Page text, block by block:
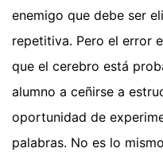
enemigo que debe ser
repetitiva. Pero el error
que el cerebro está
alumno a ceñirse a
oportunidad de
palabras. No es lo